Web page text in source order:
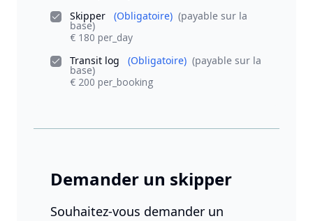
Skipper
(Obligatoire) (payable sur la
base)
€ 180 per_day
Transit log
(Obligatoire) (payable sur la
base)
€ 200 per_booking
Demander un skipper
Souhaitez-vous demander un